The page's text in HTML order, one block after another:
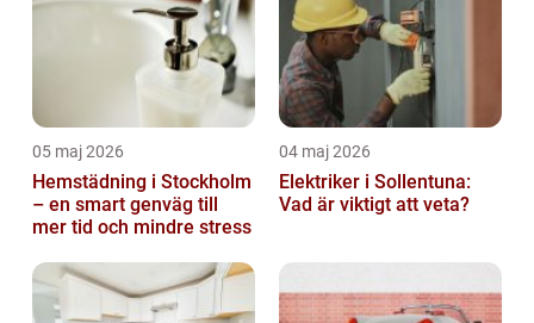
05 maj 2026
Hemstädning i Stockholm
– en smart genväg till
mer tid och mindre stress
04 maj 2026
Elektriker i Sollentuna:
Vad är viktigt att veta?